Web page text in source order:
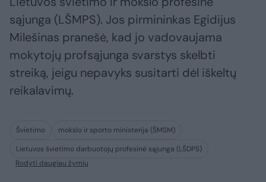
sąjunga (LŠMPS). Jos pirmininkas Egidijus
Milešinas pranešė, kad jo vadovaujama
mokytojų profsąjunga svarstys skelbti
streiką, jeigu nepavyks susitarti dėl iškeltų
reikalavimų.
Švietimo
mokslo ir sporto ministerija (ŠMSM)
Lietuvos švietimo darbuotojų profesinė sąjunga (LŠDPS)
Rodyti daugiau žymių